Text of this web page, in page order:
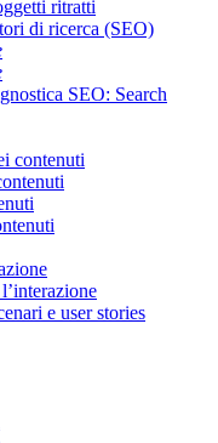
ritratti
di ricerca (SEO)
SEO: Search
contenuti
e user stories